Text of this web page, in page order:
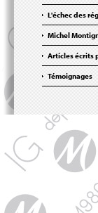
L'échec des
Michel
Articles écrits
Témoignages